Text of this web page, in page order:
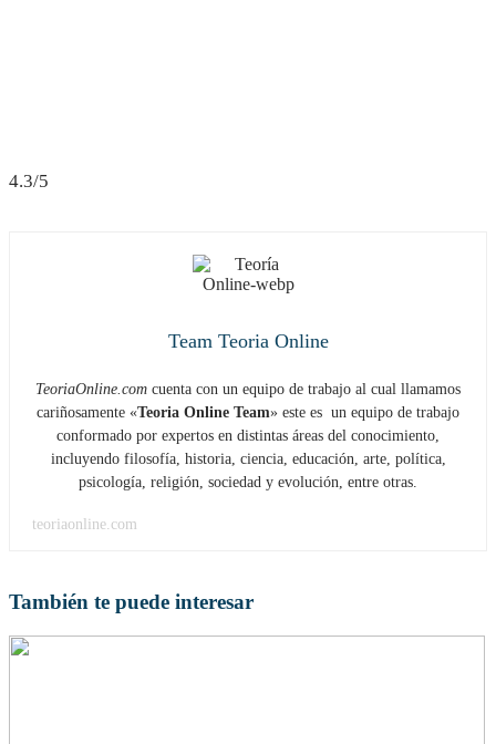
4.3/5
Team Teoria Online
TeoriaOnline.com cuenta con un equipo de trabajo al cual llamamos
cariñosamente «Teoria Online Team» este es un equipo de trabajo
conformado por expertos en distintas áreas del conocimiento,
incluyendo filosofía, historia, ciencia, educación, arte, política,
psicología, religión, sociedad y evolución, entre otras.
teoriaonline.com
También te puede interesar